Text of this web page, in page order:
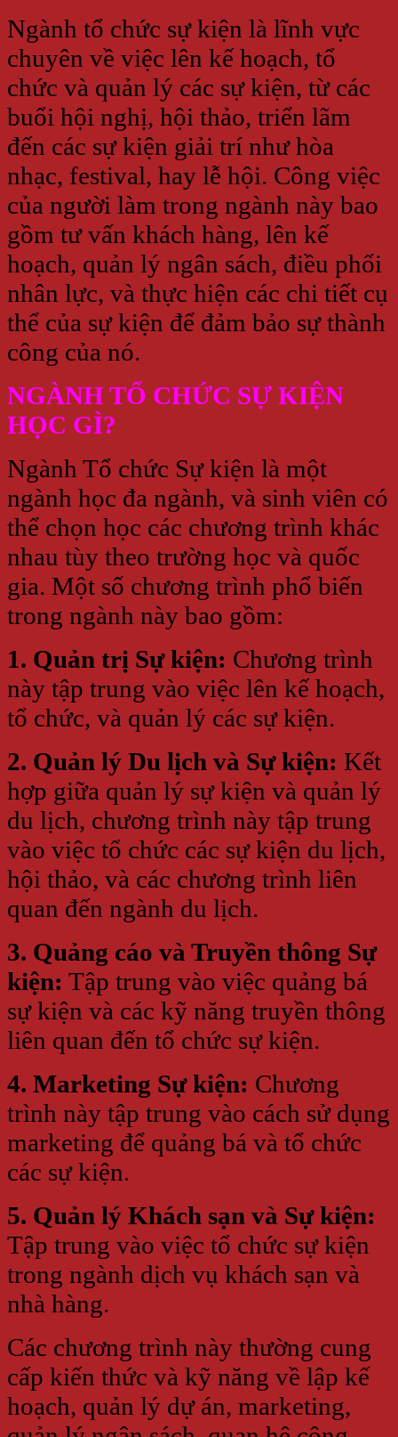
Ngành tổ chức sự kiện là lĩnh vực
chuyên về việc lên kế hoạch, tổ
chức và quản lý các sự kiện, từ các
buổi hội nghị, hội thảo, triển lãm
đến các sự kiện giải trí như hòa
nhạc, festival, hay lễ hội. Công việc
của người làm trong ngành này bao
gồm tư vấn khách hàng, lên kế
hoạch, quản lý ngân sách, điều phối
nhân lực, và thực hiện các chi tiết cụ
thể của sự kiện để đảm bảo sự thành
công của nó.
NGÀNH TỔ CHỨC SỰ KIỆN
HỌC GÌ?
Ngành Tổ chức Sự kiện là một
ngành học đa ngành, và sinh viên có
thể chọn học các chương trình khác
nhau tùy theo trường học và quốc
gia. Một số chương trình phổ biến
trong ngành này bao gồm:
1. Quản trị Sự kiện: Chương trình
này tập trung vào việc lên kế hoạch,
tổ chức, và quản lý các sự kiện.
2. Quản lý Du lịch và Sự kiện: Kết
hợp giữa quản lý sự kiện và quản lý
du lịch, chương trình này tập trung
vào việc tổ chức các sự kiện du lịch,
hội thảo, và các chương trình liên
quan đến ngành du lịch.
3. Quảng cáo và Truyền thông Sự
kiện: Tập trung vào việc quảng bá
sự kiện và các kỹ năng truyền thông
liên quan đến tổ chức sự kiện.
4. Marketing Sự kiện: Chương
trình này tập trung vào cách sử dụng
marketing để quảng bá và tổ chức
các sự kiện.
5. Quản lý Khách sạn và Sự kiện:
Tập trung vào việc tổ chức sự kiện
trong ngành dịch vụ khách sạn và
nhà hàng.
Các chương trình này thường cung
cấp kiến thức và kỹ năng về lập kế
hoạch, quản lý dự án, marketing,